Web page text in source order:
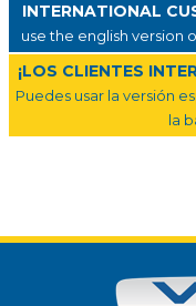
INTERNATIONAL
use the english version
¡LOS CLIENTES
Puedes usar la versión
la